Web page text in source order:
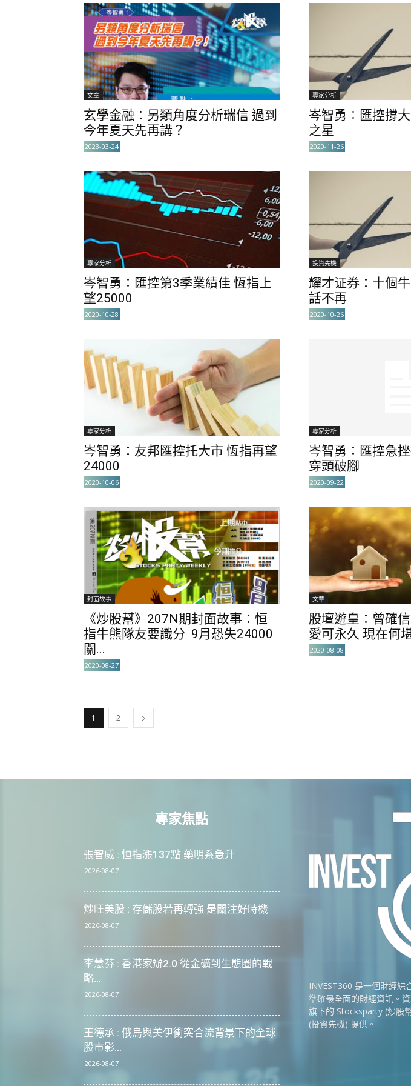
文章
玄學金融：另類角度分析瑞信 過到
今年夏天先再講？
2023-03-24
專家分析
岑智勇∶匯控撐
之星
2020-11-26
專家分析
岑智勇∶匯控第3季業績佳 恆指上
望25000
2020-10-28
投資先機
耀才证券：十個
話不再
2020-10-26
專家分析
岑智勇：友邦匯控托大市 恆指再望
24000
2020-10-06
專家分析
岑智勇∶匯控急
穿頭破腳
2020-09-22
封面故事
《炒股幫》207N期封面故事：恒
指牛熊隊友要識分 9月恐失24000
關...
2020-08-27
文章
股壇遊皇：曾確
愛可永久 現在何
2020-08-08
1 2
專家焦點
張智威 : 恒指漲137點 藥明系急升
2026-08-07
炒旺美股 : 存儲股若再轉強 是關注好時機
2026-08-07
李慧芬 : 香港家辦2.0 從金礦到生態圈的戰
略...
2026-08-07
王德承 : 俄烏與美伊衝突合流背景下的全球
股市影...
2026-08-07
INVEST360 是一個財經綜
準確最全面的財經資訊。
旗下的 Stocksparty (炒股
(投資先機) 提供。